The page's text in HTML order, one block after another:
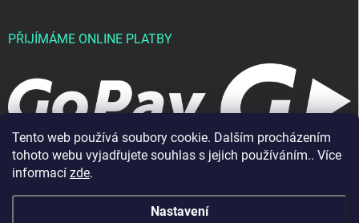
Tento web používá soubory cookie. Dalším procházením
tohoto webu vyjadřujete souhlas s jejich používáním.. Více
informací zde.
Nastavení
PŘIJÍMÁME ONLINE PLATBY
JablkoShop. Všechna práva vyhrazena.